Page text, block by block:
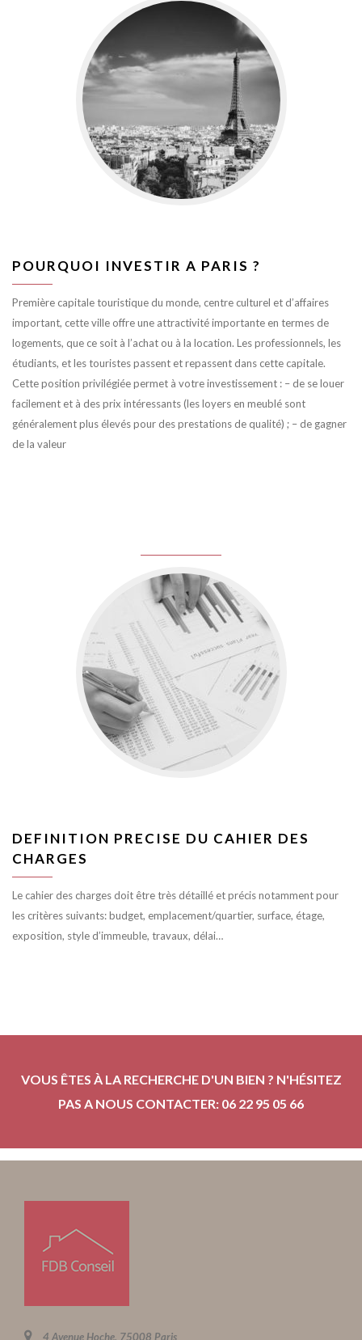
POURQUOI INVESTIR A PARIS ?
Première capitale touristique du monde, centre culturel et d’affaires
important, cette ville offre une attractivité importante en termes de
logements, que ce soit à l’achat ou à la location. Les professionnels, les
étudiants, et les touristes passent et repassent dans cette capitale.
Cette position privilégiée permet à votre investissement : – de se louer
facilement et à des prix intéressants (les loyers en meublé sont
généralement plus élevés pour des prestations de qualité) ; – de gagner
de la valeur
DEFINITION PRECISE DU CAHIER DES
CHARGES
Le cahier des charges doit être très détaillé et précis notamment pour
les critères suivants: budget, emplacement/quartier, surface, étage,
exposition, style d’immeuble, travaux, délai…
VOUS ÊTES À LA RECHERCHE D'UN BIEN ? N'HÉSITEZ
PAS A NOUS CONTACTER: 06 22 95 05 66
4 Avenue Hoche, 75008 Paris